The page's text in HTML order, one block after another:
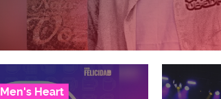
Men's Heart